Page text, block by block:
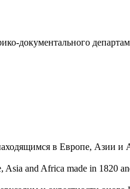
документального
в Европе, Азии
Asia and Africa made in 1820